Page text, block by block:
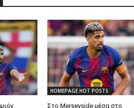
HOMEPAGE HOT POSTS
Στο Merseyside μέσα στο